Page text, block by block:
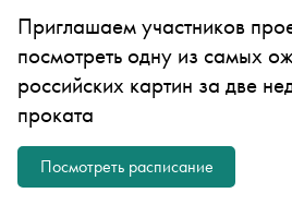
Приглашаем участников
посмотреть одну из самых
российских картин за две
проката
Посмотреть расписание